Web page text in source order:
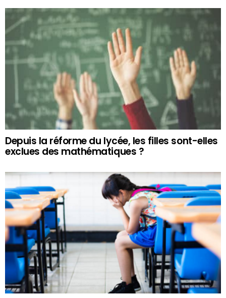
Depuis la réforme du lycée, les filles sont-elles
exclues des mathématiques ?